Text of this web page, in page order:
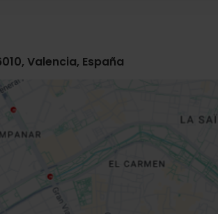
Valencia, España